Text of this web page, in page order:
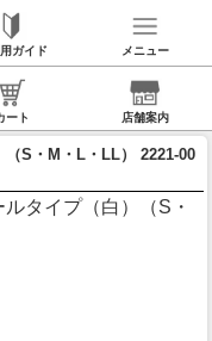
ガイド メニュー
ート 店舗案内
S・M・L・LL） 2221-00
タイプ（白）（S・